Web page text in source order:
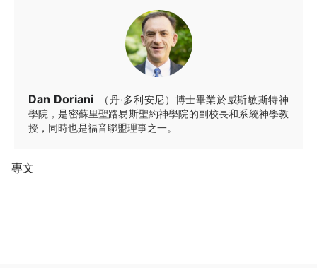
Dan Doriani
（丹·多利安尼）博士畢業於威斯敏斯特神
學院，是密蘇里聖路易斯聖約神學院的副校長和系統神學教
授，同時也是福音聯盟理事之一。
專文